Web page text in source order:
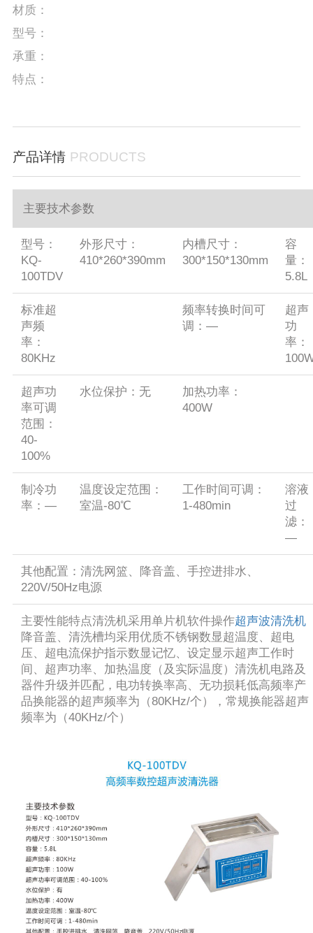
材质：
型号：
承重：
特点：
产品详情 PRODUCTS
主要技术参数
型号：
KQ-
100TDV
外形尺寸：
410*260*390mm
内槽尺寸：
300*150*130mm
容
量：
5.8L
标准超
声频
率：
80KHz
频率转换时间可
调：—
超声
功
率：
超声功
率可调
范围：
40-
100%
水位保护： 无
加热功率：
400W
制冷功
率：—
温度设定范围：
室温-80℃
工作时间可调：
1-480min
溶液
过
滤：
—
其他配置：清洗网篮、降音盖、手控进排水、
220V/50Hz电源
主要性能特点清洗机采用单片机软件操作超声波清洗机
降音盖、清洗槽均采用优质不锈钢数显超温度、超电
压、超电流保护指示数显记忆、设定显示超声工作时
间、超声功率、加热温度（及实际温度）清洗机电路及
器件升级并匹配，电功转换率高、无功损耗低高频率产
品换能器的超声频率为（80KHz/个），常规换能器超声
频率为（40KHz/个）